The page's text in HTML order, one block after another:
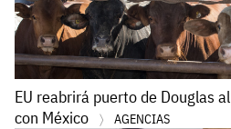
EU reabrirá puerto de Douglas
con México
AGENCIAS